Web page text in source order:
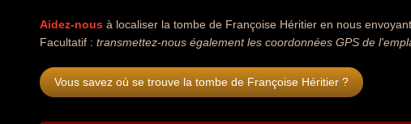
Aidez-nous à localiser la tombe de Françoise Héritier en nous
Facultatif : transmettez-nous également les coordonnées GPS de
Vous savez où se trouve la tombe de Françoise Héritier ?